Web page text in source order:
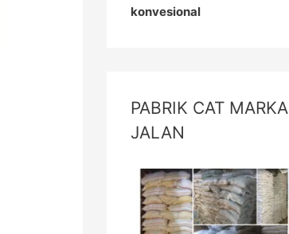
konvesional
PABRIK CAT MARKA
JALAN